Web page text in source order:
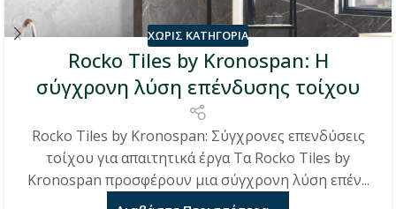
ΧΩΡΊΣ ΚΑΤΗΓΟΡΊΑ
Rocko Tiles by Kronospan: Η
σύγχρονη λύση επένδυσης τοίχου
Rocko Tiles by Kronospan: Σύγχρονες επενδύσεις
τοίχου για απαιτητικά έργα Τα Rocko Tiles by
Kronospan προσφέρουν μια σύγχρονη λύση επέν...